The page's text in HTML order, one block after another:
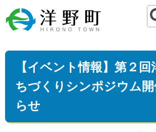
【イベント情報】第２回
ちづくりシンポジウム
らせ